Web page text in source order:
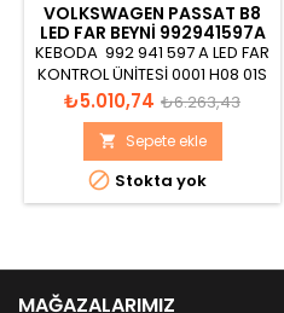
VOLKSWAGEN PASSAT B8
LED FAR BEYNI 992941597A
KEBODA 992 941 597 A LED FAR
KONTROL ÜNİTESİ 0001 H08 01S
VW AG 2K-LED-MIN H09/0001
LLP115 10101500012
Fiyat
₺5.010,74 Normal
fiyat
₺6.263,43
 Sepete ekle
 Stokta yok
MAĞAZALARIMIZ